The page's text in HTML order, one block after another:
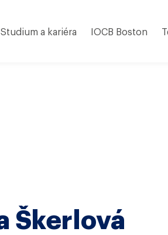
Studium a kariéra IOCB Boston
Škerlová